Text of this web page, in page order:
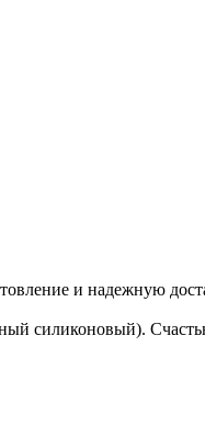
и надежную
силиконовый).